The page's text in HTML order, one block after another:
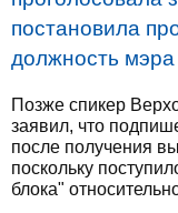
постановила
должность
Позже спикер
заявил, что
после получения
поскольку
блока"